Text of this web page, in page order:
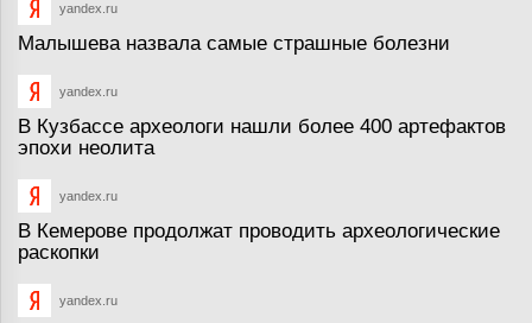
yandex.ru
Малышева назвала самые страшные болезни
yandex.ru
В Кузбассе археологи нашли более 400 артефактов
эпохи неолита
yandex.ru
В Кемерове продолжат проводить археологические
раскопки
yandex.ru